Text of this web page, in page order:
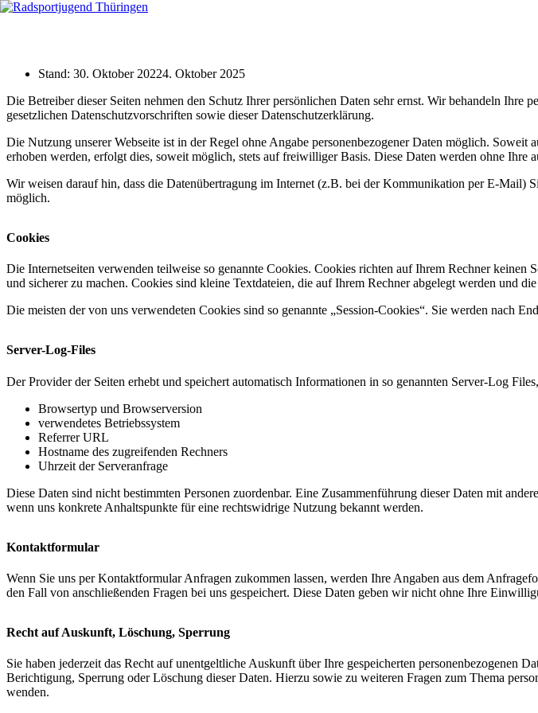
Zum
Stand: 30. Oktober 20224. Oktober 2025
Die Betreiber dieser Seiten nehmen den Schutz Ihrer persönlichen Daten sehr ernst. Wir behandeln Ihre
gesetzlichen Datenschutzvorschriften sowie dieser Datenschutzerklärung.
Die Nutzung unserer Webseite ist in der Regel ohne Angabe personenbezogener Daten möglich.
erhoben werden, erfolgt dies, soweit möglich, stets auf freiwilliger Basis. Diese Daten werden ohne Ihre
Wir weisen darauf hin, dass die Datenübertragung im Internet (z.B. bei der Kommunikation per E-
möglich.
Cookies
Die Internetseiten verwenden teilweise so genannte Cookies. Cookies richten auf Ihrem Rechner
und sicherer zu machen. Cookies sind kleine Textdateien, die auf Ihrem Rechner abgelegt werden und
Die meisten der von uns verwendeten Cookies sind so genannte „Session-Cookies“. Sie werden nach
Server-Log-Files
Der Provider der Seiten erhebt und speichert automatisch Informationen in so genannten Server-Log
Browsertyp und Browserversion
verwendetes Betriebssystem
Referrer URL
Hostname des zugreifenden Rechners
Uhrzeit der Serveranfrage
Diese Daten sind nicht bestimmten Personen zuordenbar. Eine Zusammenführung dieser Daten mit
wenn uns konkrete Anhaltspunkte für eine rechtswidrige Nutzung bekannt werden.
Kontaktformular
Wenn Sie uns per Kontaktformular Anfragen zukommen lassen, werden Ihre Angaben aus dem
den Fall von anschließenden Fragen bei uns gespeichert. Diese Daten geben wir nicht ohne Ihre
Recht auf Auskunft, Löschung, Sperrung
Sie haben jederzeit das Recht auf unentgeltliche Auskunft über Ihre gespeicherten
Berichtigung, Sperrung oder Löschung dieser Daten. Hierzu sowie zu weiteren Fragen zum Thema
wenden.